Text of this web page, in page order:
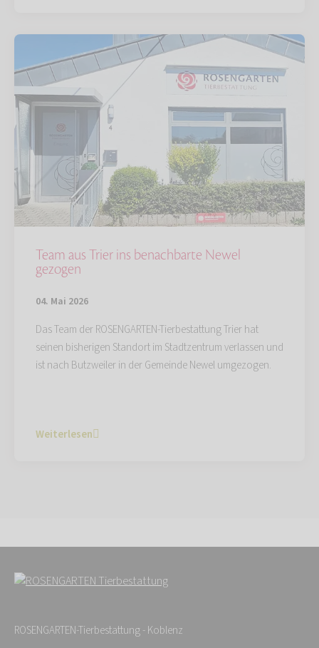
Team aus Trier ins benachbarte Newel
gezogen
04. Mai 2026
Das Team der ROSENGARTEN-Tierbestattung Trier hat
seinen bisherigen Standort im Stadtzentrum verlassen und
ist nach Butzweiler in der Gemeinde Newel umgezogen.
Weiterlesen
ROSENGARTEN-Tierbestattung - Koblenz